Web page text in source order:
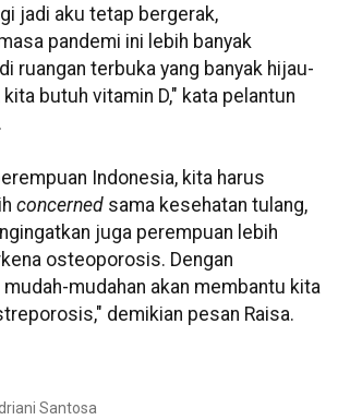
jadi aku tetap bergerak,
pandemi ini lebih banyak
ruangan terbuka yang banyak hijau-
butuh vitamin D," kata pelantun
Indonesia, kita harus
concerned sama kesehatan tulang,
juga perempuan lebih
osteoporosis. Dengan
mudah-mudahan akan membantu kita
demikian pesan Raisa.
Santosa